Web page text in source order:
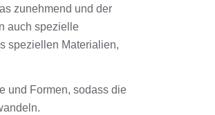
zunehmend und der
auch spezielle
speziellen Materialien,
und Formen, sodass die